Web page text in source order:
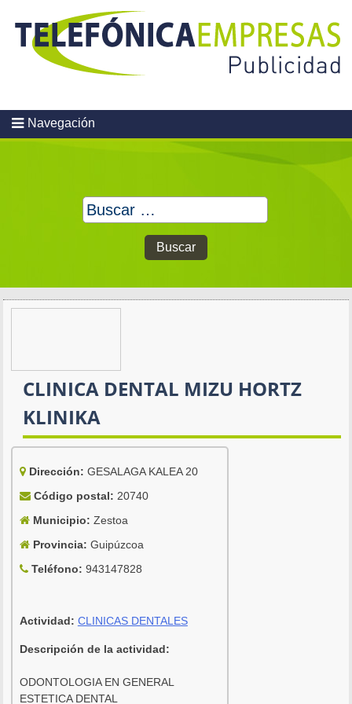
content
Navegación
Buscar:
CLINICA DENTAL MIZU HORTZ
KLINIKA
Dirección: GESALAGA KALEA 20
Código postal: 20740
Municipio: Zestoa
Provincia: Guipúzcoa
Teléfono: 943147828
Actividad: CLINICAS DENTALES
Descripción de la actividad:
ODONTOLOGIA EN GENERAL
ESTETICA DENTAL